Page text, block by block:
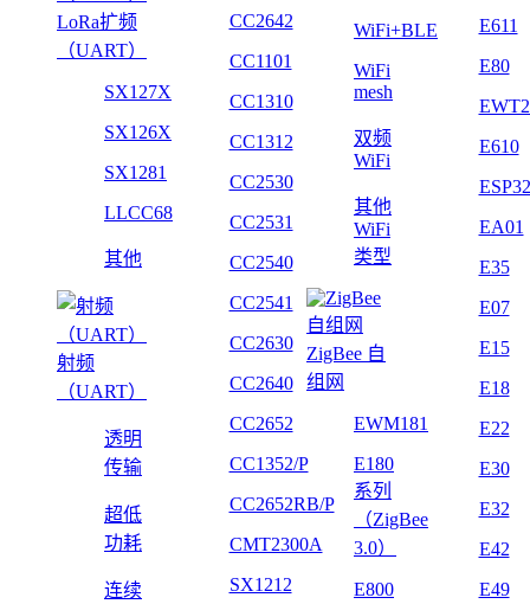
LoRa扩频
（UART）
SX127X
SX126X
SX1281
LLCC68
其他
射频
（UART）
透明
传输
超低
功耗
连续
CC2642
CC1101
CC1310
CC1312
CC2530
CC2531
CC2540
CC2541
CC2630
CC2640
CC2652
CC1352/P
CC2652RB/P
CMT2300A
SX1212
WiFi+BLE
WiFi
mesh
双频
WiFi
其他
WiFi
类型
ZigBee 自
组网
EWM181
E180
系列
（ZigBee
3.0）
E800
E611
E80
E610
ESP32
EA01
E35
E07
E15
E18
E22
E30
E32
E42
E49